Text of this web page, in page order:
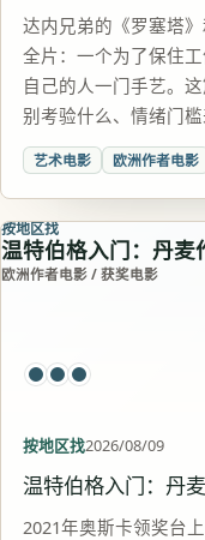
达内兄弟的《罗塞塔
全片：一个为了保住
自己的人一门手艺。
别考验什么、情绪门
艺术电影 欧洲作者电影
按地区找
温特伯格入门：丹麦
欧洲作者电影 / 获奖电影
按地区找2026/08/09
温特伯格入门：丹
2021年奥斯卡领奖台